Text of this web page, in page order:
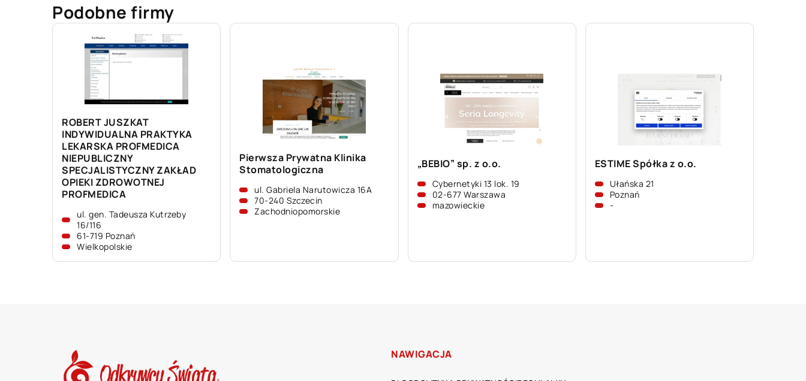
Podobne firmy
ROBERT JUSZKAT
INDYWIDUALNA PRAKTYKA
LEKARSKA PROFMEDICA
NIEPUBLICZNY
SPECJALISTYCZNY ZAKŁAD
OPIEKI ZDROWOTNEJ
PROFMEDICA
ul. gen. Tadeusza Kutrzeby
16/116
61-719 Poznań
Wielkopolskie
Pierwsza Prywatna Klinika
Stomatologiczna
ul. Gabriela Narutowicza 16A
70-240 Szczecin
Zachodniopomorskie
„BEBIO” sp. z o.o.
Cybernetyki 13 lok. 19
02-677 Warszawa
mazowieckie
ESTIME Spółka z o.o.
Ułańska 21
Poznań
-
NAWIGACJA